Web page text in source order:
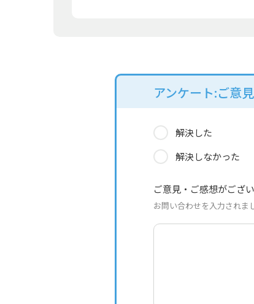
アンケート:ご意
解決した
解決しなかった
ご意見・ご感想がござ
お問い合わせを入力されま